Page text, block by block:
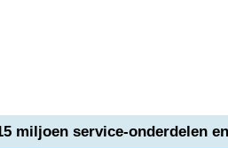
miljoen service-onderdelen